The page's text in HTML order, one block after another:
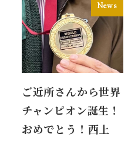
News
ご近所さんから世界
チャンピオン誕生！
おめでとう！西上